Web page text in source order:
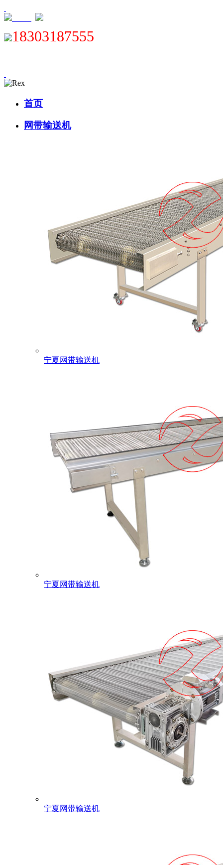
18303187555
首页
网带输送机
宁夏网带输送机
宁夏网带输送机
宁夏网带输送机